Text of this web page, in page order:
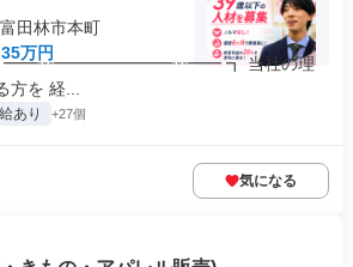
田林市本町
万円
┏ ━━┅━━━━━━━┅━━ ┓ 当社の理
方を 経...
あり +27個
気になる